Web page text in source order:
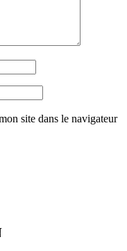
site dans le navigateur